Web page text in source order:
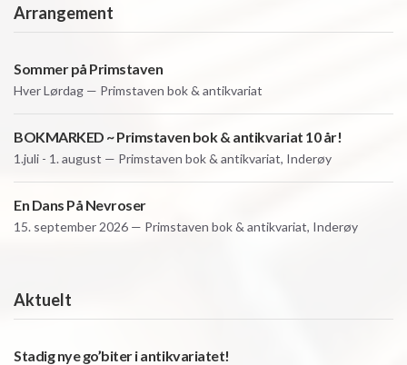
Arrangement
Sommer på Primstaven
HverLørdag — Primstaven bok & antikvariat
BOKMARKED ~ Primstaven bok & antikvariat 10 år!
1.juli - 1. august — Primstaven bok & antikvariat, Inderøy
En Dans På Nevroser
15. september 2026 — Primstaven bok & antikvariat, Inderøy
Aktuelt
Stadig nye go’biter i antikvariatet!